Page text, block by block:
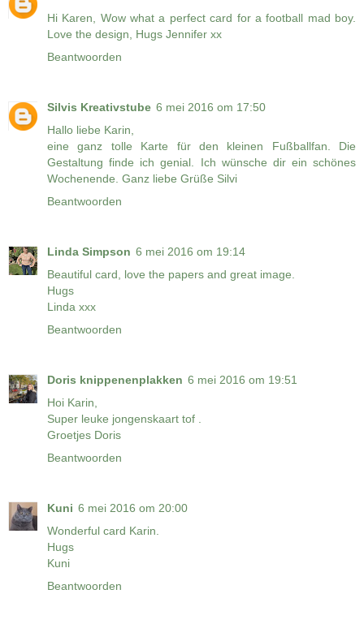
Hi Karen, Wow what a perfect card for a football mad boy.
Love the design, Hugs Jennifer xx
Beantwoorden
Silvis Kreativstube 6 mei 2016 om 17:50
Hallo liebe Karin,
eine ganz tolle Karte für den kleinen Fußballfan. Die
Gestaltung finde ich genial. Ich wünsche dir ein schönes
Wochenende. Ganz liebe Grüße Silvi
Beantwoorden
Linda Simpson 6 mei 2016 om 19:14
Beautiful card, love the papers and great image.
Hugs
Linda xxx
Beantwoorden
Doris knippenenplakken 6 mei 2016 om 19:51
Hoi Karin,
Super leuke jongenskaart tof .
Groetjes Doris
Beantwoorden
Kuni 6 mei 2016 om 20:00
Wonderful card Karin.
Hugs
Kuni
Beantwoorden